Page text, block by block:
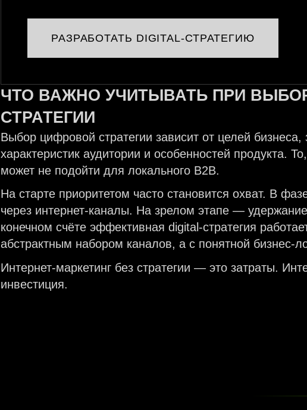
РАЗРАБОТАТЬ DIGITAL-СТРАТЕГИЮ
ЧТО ВАЖНО УЧИТЫВАТЬ ПРИ
СТРАТЕГИИ
Выбор цифровой стратегии зависит от целей бизнеса,
характеристик аудитории и особенностей продукта.
может не подойти для локального B2B.
На старте приоритетом часто становится охват. В
через интернет-каналы. На зрелом этапе —
конечном счёте эффективная digital-стратегия
абстрактным набором каналов, а с понятной бизнес-
Интернет-маркетинг без стратегии — это затраты.
инвестиция.